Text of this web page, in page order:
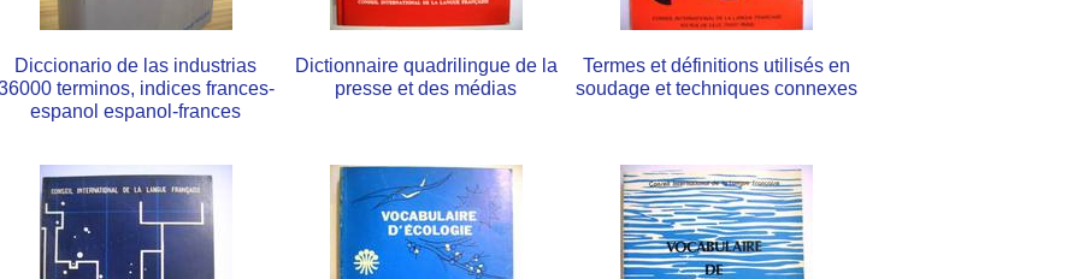
Diccionario de las industrias
terminos, indices frances-
espanol espanol-frances
Dictionnaire quadrilingue de la
presse et des médias
Termes et définitions utilisés en
soudage et techniques connexes